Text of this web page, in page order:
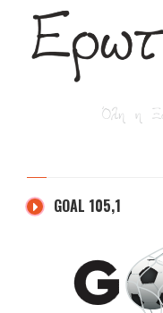
GOAL 105,1